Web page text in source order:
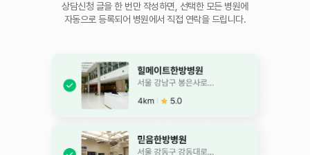
상담신청 글을 한 번만 작성하면, 선택한 모든 병원에
자동으로 등록되어 병원에서 직접 연락을 드립니다.